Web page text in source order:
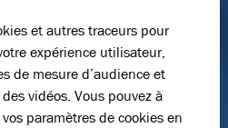
et autres traceurs pour
expérience utilisateur,
de mesure d’audience et
vidéos. Vous pouvez à
paramètres de cookies en